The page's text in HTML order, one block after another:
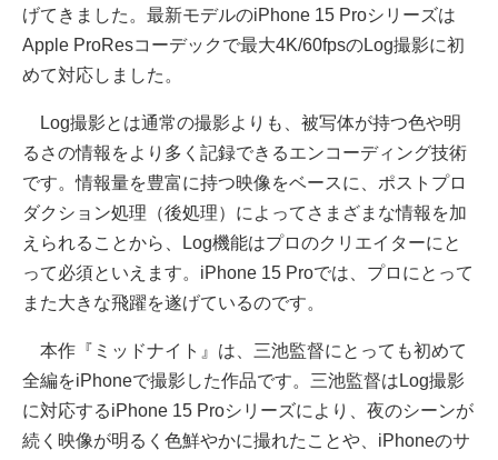
げてきました。最新モデルのiPhone 15 Proシリーズは
Apple ProResコーデックで最大4K/60fpsのLog撮影に初
めて対応しました。
Log撮影とは通常の撮影よりも、被写体が持つ色や明
るさの情報をより多く記録できるエンコーディング技術
です。情報量を豊富に持つ映像をベースに、ポストプロ
ダクション処理（後処理）によってさまざまな情報を加
えられることから、Log機能はプロのクリエイターにと
って必須といえます。iPhone 15 Proでは、プロにとって
また大きな飛躍を遂げているのです。
本作『ミッドナイト』は、三池監督にとっても初めて
全編をiPhoneで撮影した作品です。三池監督はLog撮影
に対応するiPhone 15 Proシリーズにより、夜のシーンが
続く映像が明るく色鮮やかに撮れたことや、iPhoneのサ